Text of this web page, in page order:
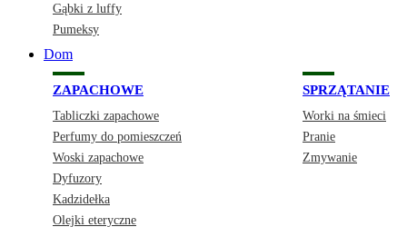
Gąbki z luffy
Pumeksy
Dom
ZAPACHOWE
Tabliczki zapachowe
Perfumy do pomieszczeń
Woski zapachowe
Dyfuzory
Kadzidełka
Olejki eteryczne
SPRZĄTANIE
Worki na śmieci
Pranie
Zmywanie